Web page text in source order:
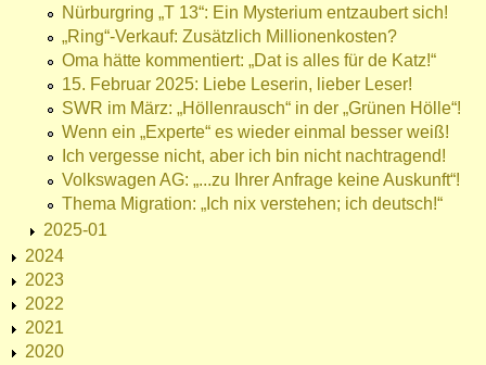
Nürburgring „T 13“: Ein Mysterium entzaubert sich!
„Ring“-Verkauf: Zusätzlich Millionenkosten?
Oma hätte kommentiert: „Dat is alles für de Katz!“
15. Februar 2025: Liebe Leserin, lieber Leser!
SWR im März: „Höllenrausch“ in der „Grünen Hölle“!
Wenn ein „Experte“ es wieder einmal besser weiß!
Ich vergesse nicht, aber ich bin nicht nachtragend!
Volkswagen AG: „...zu Ihrer Anfrage keine Auskunft“!
Thema Migration: „Ich nix verstehen; ich deutsch!“
2025-01
2024
2023
2022
2021
2020